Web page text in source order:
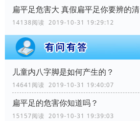
扁平足危害大 真假扁平足你要辨的清
14138阅读 2019-10-31 19:29:12
儿童内八字脚是如何产生的？
14641阅读 2019-10-31 19:40:07
扁平足的危害你知道吗？
15157阅读 2019-10-31 19:39:03